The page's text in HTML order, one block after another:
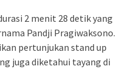
2 menit 28 detik yang
Pandji Pragiwaksono.
pertunjukan stand up
juga diketahui tayang di